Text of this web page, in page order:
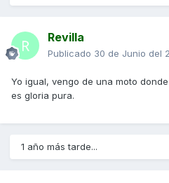
Revilla
Publicado 30 de Junio del
Yo igual, vengo de una moto
es gloria pura.
1 año más tarde...